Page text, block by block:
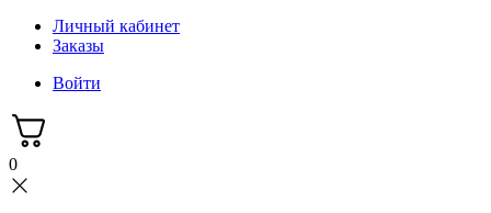
Личный кабинет
Заказы
Войти
0